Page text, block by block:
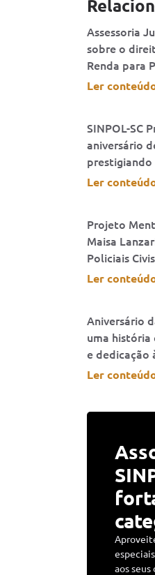
Assessoria
sobre o
Renda para
Ler
SINPOL-SC
aniversário
prestigiando
Ler
Projeto
Maisa
Policiais
Ler
Aniversário
uma história
e dedicação
Ler
aos